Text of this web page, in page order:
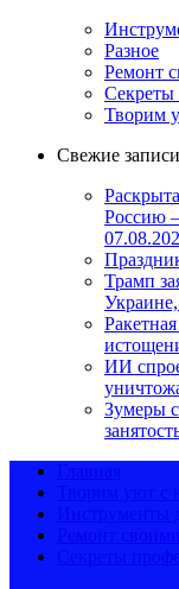
Разное
Ремонт
Секреты
Творим
Свежие записи
Россию
Трамп
ИИ
Зумеры